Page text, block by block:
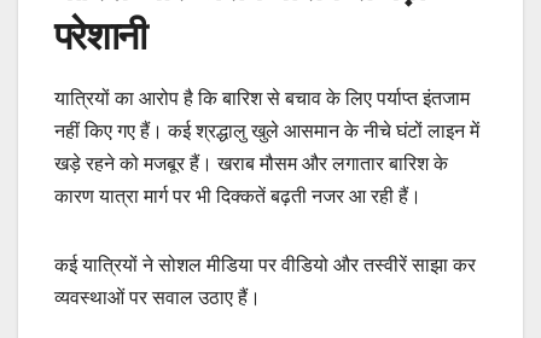
परेशानी
यात्रियों का आरोप है कि बारिश से बचाव के लिए पर्याप्त इंतजाम
नहीं किए गए हैं। कई श्रद्धालु खुले आसमान के नीचे घंटों लाइन में
खड़े रहने को मजबूर हैं। खराब मौसम और लगातार बारिश के
कारण यात्रा मार्ग पर भी दिक्कतें बढ़ती नजर आ रही हैं।
कई यात्रियों ने सोशल मीडिया पर वीडियो और तस्वीरें साझा कर
व्यवस्थाओं पर सवाल उठाए हैं।